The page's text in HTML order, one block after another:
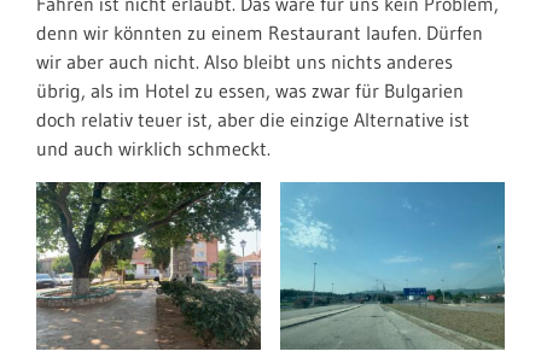
denn wir könnten zu einem Restaurant laufen. Dürfen
wir aber auch nicht. Also bleibt uns nichts anderes
übrig, als im Hotel zu essen, was zwar für Bulgarien
doch relativ teuer ist, aber die einzige Alternative ist
und auch wirklich schmeckt.